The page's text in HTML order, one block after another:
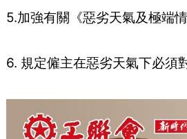
5.加強有關《惡劣天氣及極端
6. 規定僱主在惡劣天氣下必須